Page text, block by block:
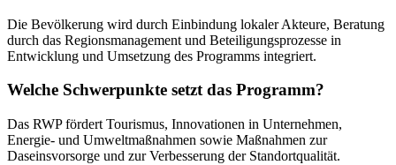
Die Bevölkerung wird durch Einbindung lokaler Akteure, Beratung
durch das Regionsmanagement und Beteiligungsprozesse in
Entwicklung und Umsetzung des Programms integriert.
Welche Schwerpunkte setzt das Programm?
Das RWP fördert Tourismus, Innovationen in Unternehmen,
Energie- und Umweltmaßnahmen sowie Maßnahmen zur
Daseinsvorsorge und zur Verbesserung der Standortqualität.